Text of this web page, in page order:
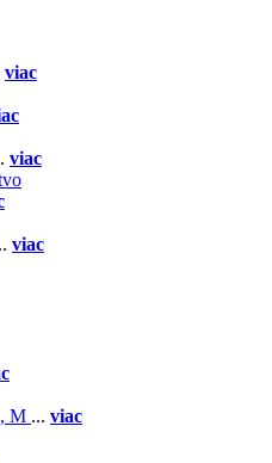
viac
viac
viac
M ... viac